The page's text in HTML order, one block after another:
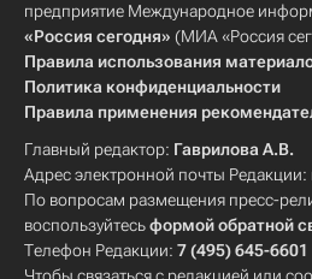
предприятие Международное
«Россия сегодня» (МИА «Россия
Правила использования
Политика конфиденциальности
Правила применения
Главный редактор: Гаврилова А.В.
Адрес электронной почты Редакции:
По вопросам размещения пресс-
воспользуйтесьформой обратной
Телефон Редакции: 7 (495) 645-6601